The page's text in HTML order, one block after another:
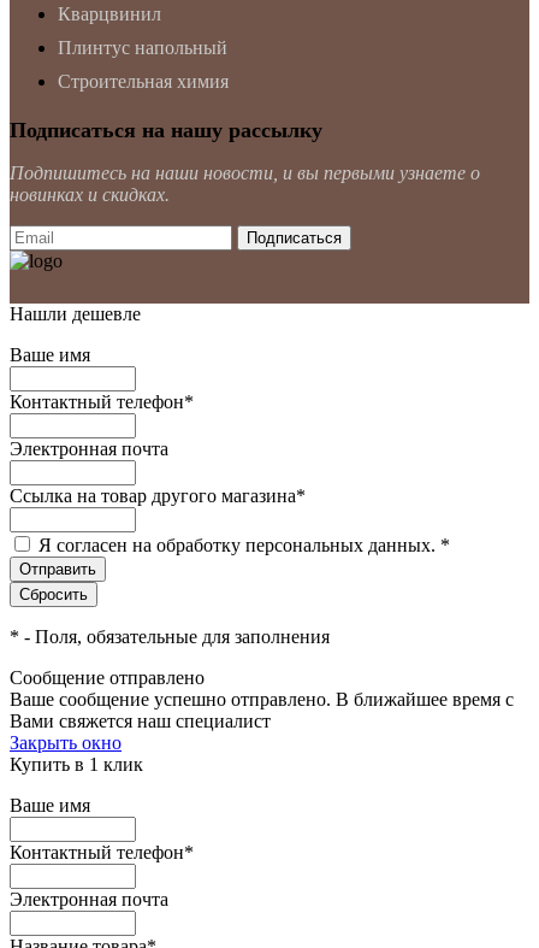
Кварцвинил
Плинтус напольный
Строительная химия
Подписаться на нашу рассылку
Подпишитесь на наши новости, и вы первыми узнаете о
новинках и скидках.
Нашли дешевле
Ваше имя
Контактный телефон*
Электронная почта
Ссылка на товар другого магазина*
Я согласен на обработку персональных данных. *
* - Поля, обязательные для заполнения
Сообщение отправлено
Ваше сообщение успешно отправлено. В ближайшее время с
Вами свяжется наш специалист
Закрыть окно
Купить в 1 клик
Ваше имя
Контактный телефон*
Электронная почта